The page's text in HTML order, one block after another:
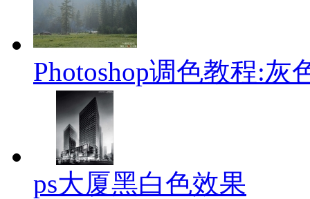
Photoshop调色教程:灰
ps大厦黑白色效果